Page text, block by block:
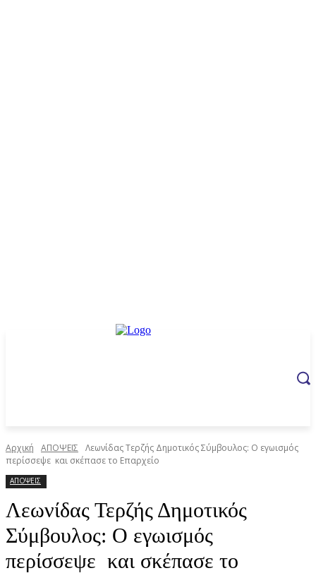
Αρχική ΑΠΟΨΕΙΣ
Λεωνίδας Τερζής Δημοτικός Σύμβουλος: O εγωισμός
περίσσεψε και σκέπασε το Επαρχείο
ΑΠΟΨΕΙΣ
Λεωνίδας Τερζής Δημοτικός
Σύμβουλος: O εγωισμός
περίσσεψε και σκέπασε το